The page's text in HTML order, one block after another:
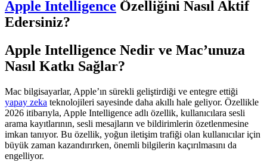
Apple Intelligence Özelliğini Nasıl Aktif
Edersiniz?
Apple Intelligence Nedir ve Mac’unuza
Nasıl Katkı Sağlar?
Mac bilgisayarlar, Apple’ın sürekli geliştirdiği ve entegre ettiği
yapay zeka teknolojileri sayesinde daha akıllı hale geliyor. Özellikle
2026 itibarıyla, Apple Intelligence adlı özellik, kullanıcılara sesli
arama kayıtlarının, sesli mesajların ve bildirimlerin özetlenmesine
imkan tanıyor. Bu özellik, yoğun iletişim trafiği olan kullanıcılar için
büyük zaman kazandırırken, önemli bilgilerin kaçırılmasını da
engelliyor.